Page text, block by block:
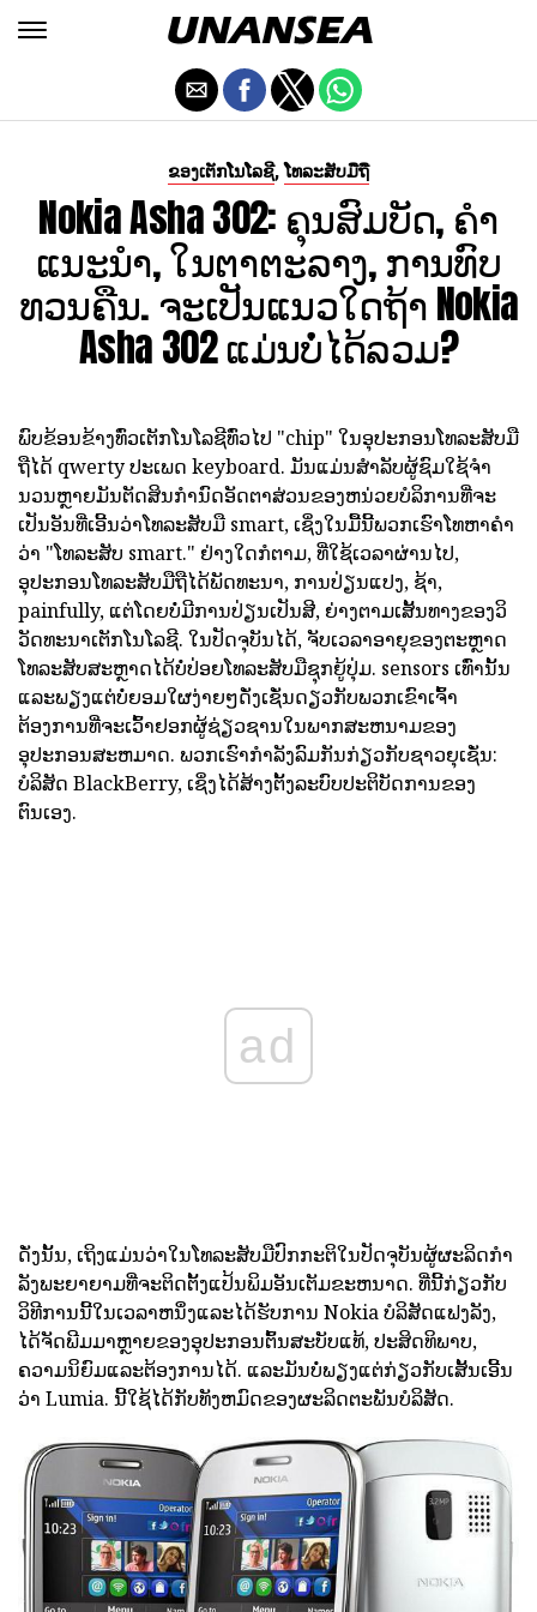
ຂອງເຕັກໂນໂລຊີ,ໂທລະສັບມືຖື
Nokia Asha 302: ຄຸນສົມບັດ, ຄໍາ
ແນະນໍາ, ໃນຕາຕະລາງ, ການທົບ
ທວນຄືນ. ຈະເປັນແນວໃດຖ້າ Nokia
Asha 302 ແມ່ນບໍ່ໄດ້ລວມ?
ພົບຂ້ອນຂ້າງທົ່ວເຕັກໂນໂລຊີທົ່ວໄປ "chip" ໃນອຸປະກອນໂທລະສັບມື
ຖືໄດ້ qwerty ປະເພດ keyboard. ມັນແມ່ນສໍາລັບຜູ້ຊົມໃຊ້ຈໍາ
ນວນຫຼາຍມັນຕັດສິນກໍານົດອັດຕາສ່ວນຂອງຫນ່ວຍບໍລິການທີ່ຈະ
ເປັນອັນທີ່ເອີ້ນວ່າໂທລະສັບມື smart, ເຊິ່ງໃນມື້ນີ້ພວກເຮົາໂທຫາຄໍາ
ວ່າ "ໂທລະສັບ smart." ຢ່າງໃດກໍຕາມ, ທີ່ໃຊ້ເວລາຜ່ານໄປ,
ອຸປະກອນໂທລະສັບມືຖືໄດ້ພັດທະນາ, ການປ່ຽນແປງ, ຊ້າ,
painfully, ແຕ່ໂດຍບໍ່ມີການປ່ຽນເປັນສີ, ຍ່າງຕາມເສັ້ນທາງຂອງວິ
ວັດທະນາເຕັກໂນໂລຊີ. ໃນປັດຈຸບັນໄດ້, ຈັບເວລາອາຍຸຂອງຕະຫຼາດ
ໂທລະສັບສະຫຼາດໄດ້ບໍ່ປ່ອຍໂທລະສັບມືຊຸກຍູ້ປຸ່ມ. sensors ເທົ່ານັ້ນ
ແລະພຽງແຕ່ບໍ່ຍອມໃຜງ່າຍໆດັ່ງເຊັ່ນດຽວກັບພວກເຂົາເຈົ້າ
ຕ້ອງການທີ່ຈະເວົ້າຢອກຜູ້ຊ່ຽວຊານໃນພາກສະຫນາມຂອງ
ອຸປະກອນສະຫມາດ. ພວກເຮົາກໍາລັງລົມກັນກ່ຽວກັບຊາວຍຸເຊັ່ນ:
ບໍລິສັດ BlackBerry, ເຊິ່ງໄດ້ສ້າງຕັ້ງລະບົບປະຕິບັດການຂອງ
ຕົນເອງ.
ad
ດັ່ງນັ້ນ, ເຖິງແມ່ນວ່າໃນໂທລະສັບມືປົກກະຕິໃນປັດຈຸບັນຜູ້ຜະລິດກໍາ
ລັງພະຍາຍາມທີ່ຈະຕິດຕັ້ງແປ້ນພິມອັນເຕັມຂະຫນາດ. ທີ່ນີ້ກ່ຽວກັບ
ວິທີການນີ້ໃນເວລາຫນຶ່ງແລະໄດ້ຮັບການ Nokia ບໍລິສັດແຟງລັງ,
ໄດ້ຈັດພີມມາຫຼາຍຂອງອຸປະກອນຕົ້ນສະບັບແທ້, ປະສິດທິພາບ,
ຄວາມນິຍົມແລະຕ້ອງການໄດ້. ແລະມັນບໍ່ພຽງແຕ່ກ່ຽວກັບເສັ້ນເອີ້ນ
ວ່າ Lumia. ນີ້ໃຊ້ໄດ້ກັບທັງຫມົດຂອງຜະລິດຕະພັນບໍລິສັດ.